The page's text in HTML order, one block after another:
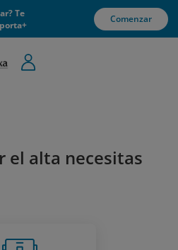
Te
Comenzar
el alta necesitas